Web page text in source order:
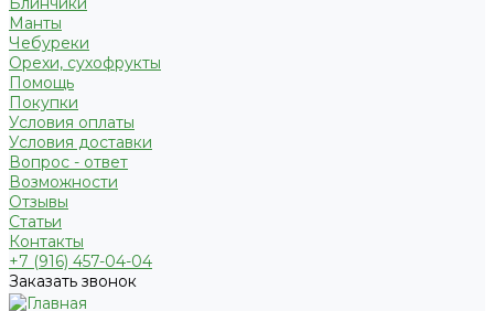
Манты
Чебуреки
Орехи, сухофрукты
Помощь
Покупки
Условия оплаты
Условия доставки
Вопрос - ответ
Возможности
Отзывы
Статьи
Контакты
+7 (916) 457-04-04
Заказать звонок